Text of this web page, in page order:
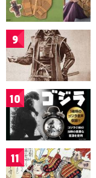
9
10
11